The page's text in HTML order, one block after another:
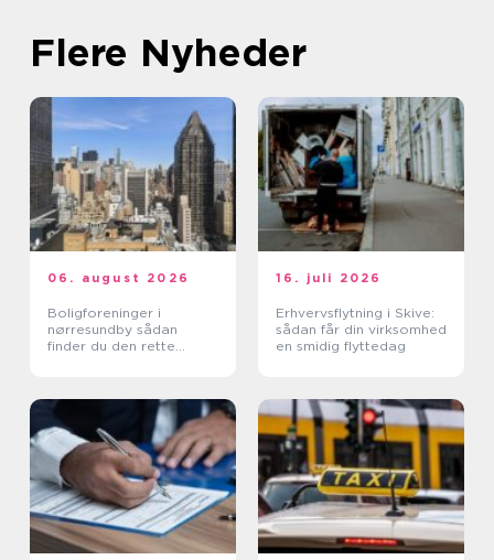
Flere Nyheder
06. august 2026
Boligforeninger i
nørresundby sådan
finder du den rette
16. juli 2026
Erhvervsflytning i Skive:
sådan får din virksomhed
en smidig flyttedag